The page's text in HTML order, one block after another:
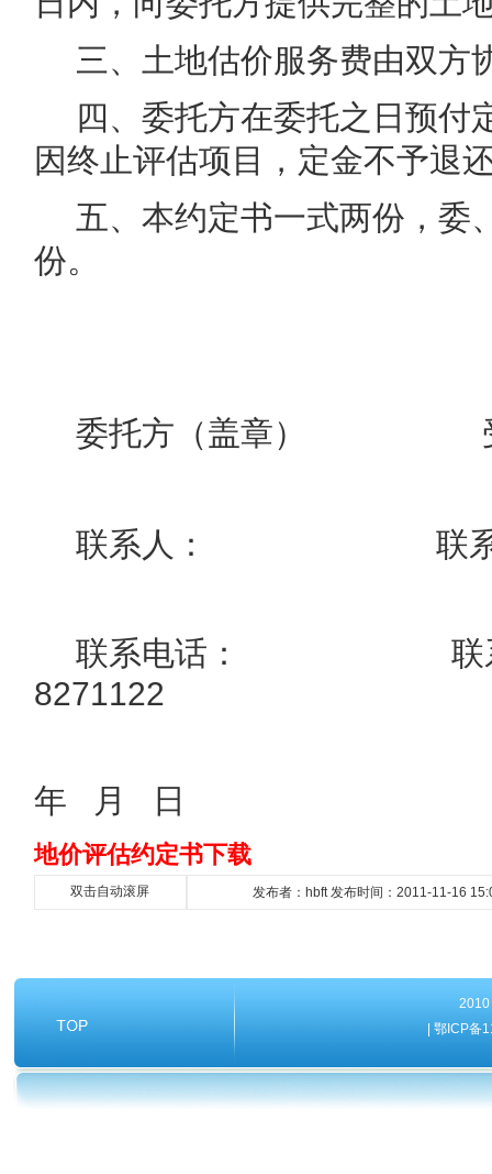
三、土地估价服务费由双方
四、委托方在委托之日预付
因终止评估项目，定金不予退
五、本约定书一式两份，委
份。
委托方（盖章）
联系人： 联
联系电话：
联
8271122
年 月 日
地价评估约定书下载
双击自动滚屏 发布者：hbft 发布时间：2011-11-16
2010
| 鄂ICP